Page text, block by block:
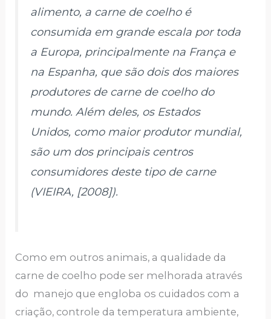
alimento, a carne de coelho é
consumida em grande escala por toda
a Europa, principalmente na França e
na Espanha, que são dois dos maiores
produtores de carne de coelho do
mundo. Além deles, os Estados
Unidos, como maior produtor mundial,
são um dos principais centros
consumidores deste tipo de carne
(VIEIRA, [2008]).
Como em outros animais, a qualidade da
carne de coelho pode ser melhorada através
do manejo que engloba os cuidados com a
criação, controle da temperatura ambiente,